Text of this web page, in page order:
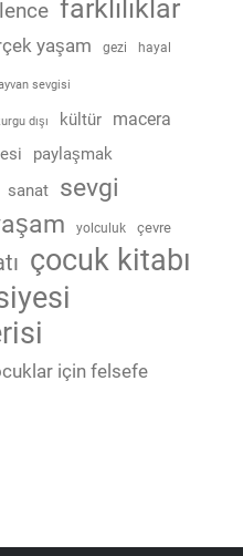
farklılıklar
yaşam gezi hayal
sevgisi
dışı kültür
macera
paylaşmak
sanat sevgi
yolculuk çevre
çocuk kitabı
için felsefe